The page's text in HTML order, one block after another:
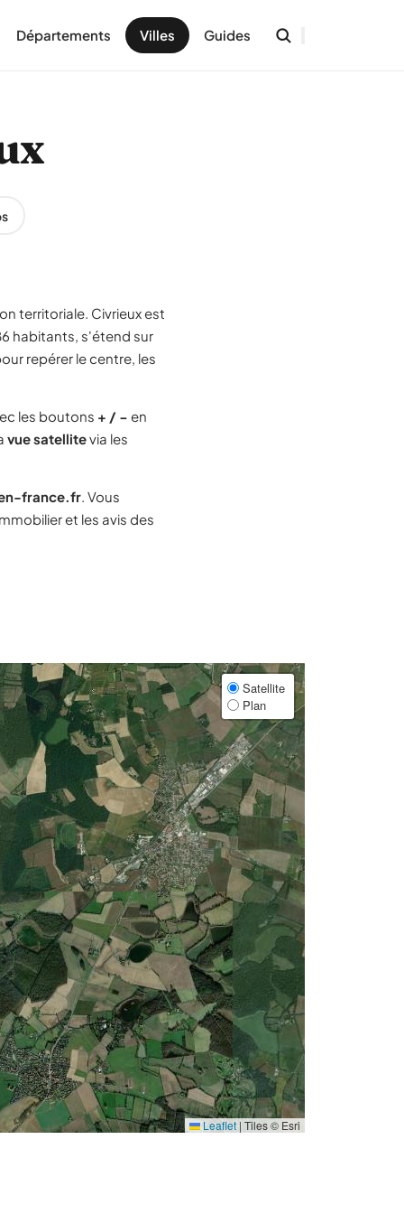
Départements Villes Guides
territoriale. Civrieux est
habitants, s'étend sur
repérer le centre, les
les boutons + / − en
vue satellitevia les
france.fr. Vous
et les avis des
Satellite
Plan
Leaflet | Tiles © Esri